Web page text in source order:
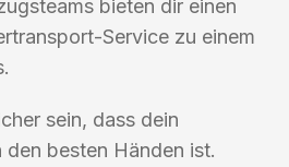
bieten dir einen
Service zu einem
sein, dass dein
besten Händen ist.